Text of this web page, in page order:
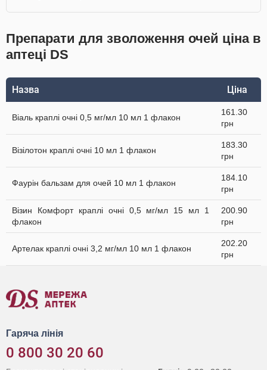
Препарати для зволоження очей ціна в
аптеці DS
Назва Ціна
Віаль краплі очні 0,5 мг/мл 10 мл 1 флакон
161.30
грн
Візілотон краплі очні 10 мл 1 флакон
183.30
грн
Фаурін бальзам для очей 10 мл 1 флакон
184.10
грн
Візин Комфорт краплі очні 0,5 мг/мл 15 мл 1
флакон
200.90
грн
Артелак краплі очні 3,2 мг/мл 10 мл 1 флакон
202.20
грн
Гаряча лінія
0 800 30 20 60